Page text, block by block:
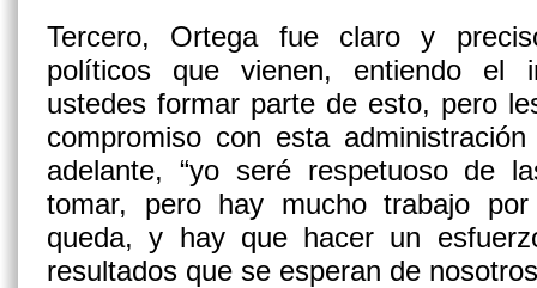
Tercero, Ortega fue claro y
políticos que vienen, entiendo el
ustedes formar parte de esto, pero
compromiso con esta
adelante, “yo seré respetuoso de
tomar, pero hay mucho trabajo
queda, y hay que hacer un
resultados que se esperan de